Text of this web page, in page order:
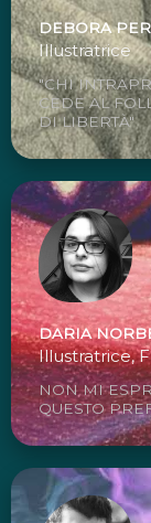
DEBORA
Illustratrice
"CHI
CEDE AL
DI LIBERTÀ"
DARIA
Illustratrice,
NON MI
QUESTO